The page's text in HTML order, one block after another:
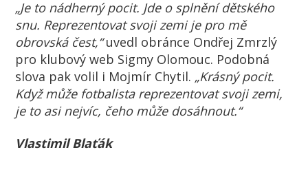
„Je to nádherný pocit. Jde o splnění dětského
snu. Reprezentovat svoji zemi je pro mě
obrovská čest,“uvedl obránce Ondřej Zmrzlý
pro klubový web Sigmy Olomouc. Podobná
slova pak volil i Mojmír Chytil. „Krásný pocit.
Když může fotbalista reprezentovat svoji zemi,
je to asi nejvíc, čeho může dosáhnout.“
Vlastimil Blaťák